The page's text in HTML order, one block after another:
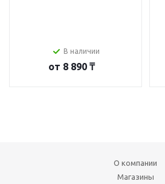
В наличии
от 8 890 ₸
О компании
Магазины